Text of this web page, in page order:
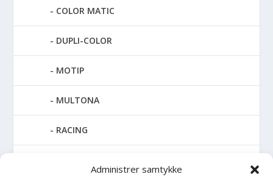
Administrer samtykke
COLOR MATIC
DUPLI-COLOR
MOTIP
MULTONA
RACING